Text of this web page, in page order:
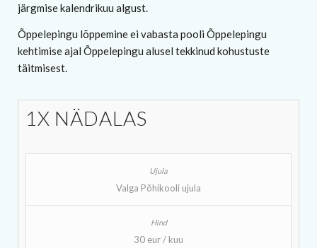
järgmise kalendrikuu algust.
Õppelepingu lõppemine ei vabasta pooli Õppelepingu
kehtimise ajal Õppelepingu alusel tekkinud kohustuste
täitmisest.
1X NÄDALAS
Valga Põhikooli ujula
30 eur / kuu